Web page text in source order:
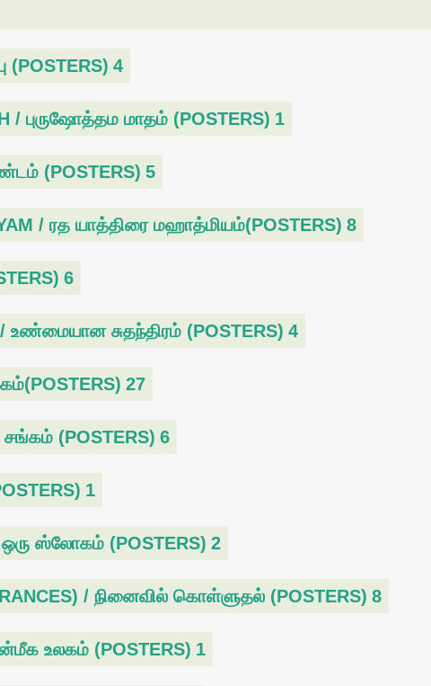
(POSTERS) 4
/ புருஷோத்தம மாதம் (POSTERS) 1
(POSTERS) 5
/ ரத யாத்திரை மஹாத்மியம்(POSTERS) 8
6
/ உண்மையான சுதந்திரம் (POSTERS) 4
27
சங்கம் (POSTERS) 6
1
ஒரு ஸ்லோகம் (POSTERS) 2
/ நினைவில் கொள்ளுதல் (POSTERS) 8
உலகம் (POSTERS) 1